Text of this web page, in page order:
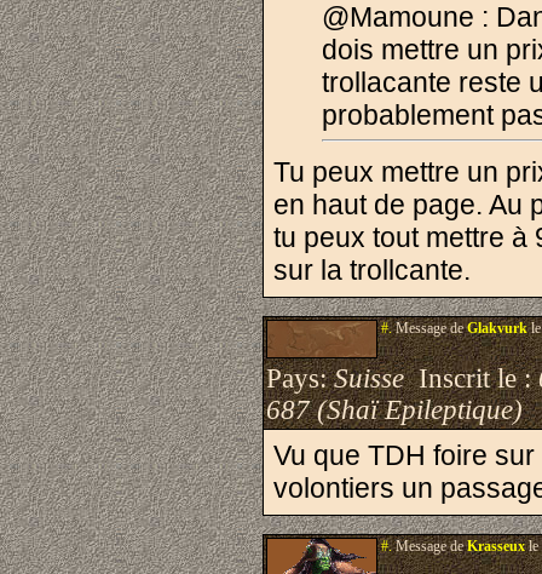
@Mamoune :
dois mettre un
trollacante reste
probablement
Tu peux mettre un
en haut de page. Au
tu peux tout mettre à
sur la trollcante.
#.Message deGlakvurkle
Pays:SuisseInscrit le :
687 (Shaï Epileptique)
Vu que TDH foire
volontiers un
#.Message deKrasseuxle